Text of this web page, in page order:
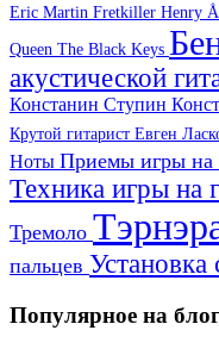
Eric Martin Fretkiller Henry
Queen The Black Keys
акустической
Констанин Ступин
Крутой гитарист Евген
Ноты Приемы игры на
Техника игры на
Тремоло
пальцев Установка
Популярное на